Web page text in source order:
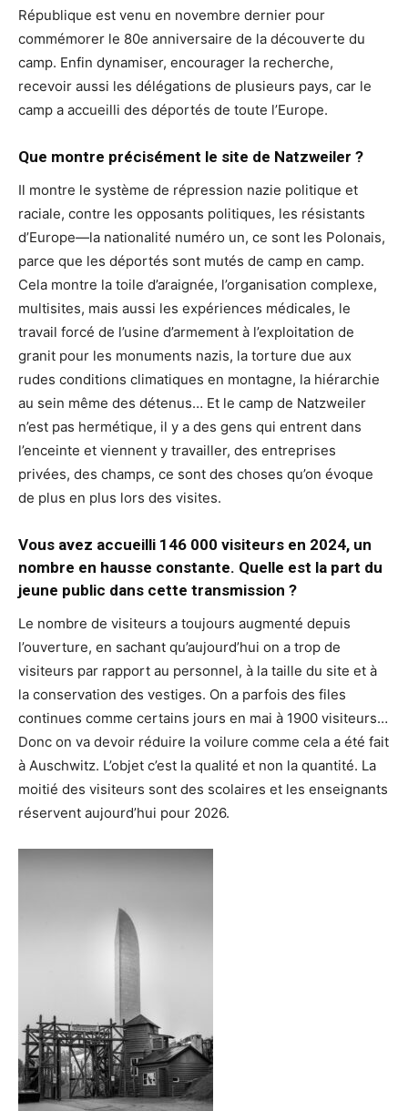
République est venu en novembre dernier pour
commémorer le 80e anniversaire de la découverte du
camp. Enfin dynamiser, encourager la recherche,
recevoir aussi les délégations de plusieurs pays, car le
camp a accueilli des déportés de toute l’Europe.
Que montre précisément le site de Natzweiler ?
Il montre le système de répression nazie politique et
raciale, contre les opposants politiques, les résistants
d’Europe—la nationalité numéro un, ce sont les Polonais,
parce que les déportés sont mutés de camp en camp.
Cela montre la toile d’araignée, l’organisation complexe,
multisites, mais aussi les expériences médicales, le
travail forcé de l’usine d’armement à l’exploitation de
granit pour les monuments nazis, la torture due aux
rudes conditions climatiques en montagne, la hiérarchie
au sein même des détenus… Et le camp de Natzweiler
n’est pas hermétique, il y a des gens qui entrent dans
l’enceinte et viennent y travailler, des entreprises
privées, des champs, ce sont des choses qu’on évoque
de plus en plus lors des visites.
Vous avez accueilli 146 000 visiteurs en 2024, un
nombre en hausse constante. Quelle est la part du
jeune public dans cette transmission ?
Le nombre de visiteurs a toujours augmenté depuis
l’ouverture, en sachant qu’aujourd’hui on a trop de
visiteurs par rapport au personnel, à la taille du site et à
la conservation des vestiges. On a parfois des files
continues comme certains jours en mai à 1900 visiteurs…
Donc on va devoir réduire la voilure comme cela a été fait
à Auschwitz. L’objet c’est la qualité et non la quantité. La
moitié des visiteurs sont des scolaires et les enseignants
réservent aujourd’hui pour 2026.